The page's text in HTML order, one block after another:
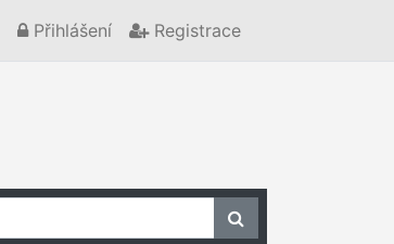
Přihlášení Registrace